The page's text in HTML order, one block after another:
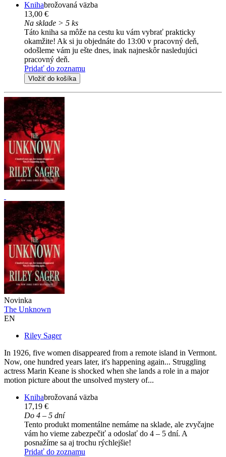
Knihabrožovaná väzba
13,00 €
Na sklade > 5 ks
Táto kniha sa môže na cestu ku vám vybrať prakticky
okamžite! Ak si ju objednáte do 13:00 v pracovný deň,
odošleme vám ju ešte dnes, inak najneskôr nasledujúci
pracovný deň.
Pridať do zoznamu
Vložiť do košíka
Novinka
The Unknown
EN
Riley Sager
In 1926, five women disappeared from a remote island in Vermont.
Now, one hundred years later, it's happening again... Struggling
actress Marin Keane is shocked when she lands a role in a major
motion picture about the unsolved mystery of...
Knihabrožovaná väzba
17,19 €
Do 4 – 5 dní
Tento produkt momentálne nemáme na sklade, ale zvyčajne
vám ho vieme zabezpečiť a odoslať do 4 – 5 dní. A
posnažíme sa aj trochu rýchlejšie!
Pridať do zoznamu